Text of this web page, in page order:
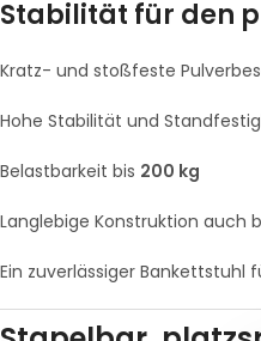
Stabilität für den
Kratz- und stoßfeste
Hohe Stabilität und
Belastbarkeit bis 200 kg
Langlebige Konstruktion auch
Ein zuverlässiger Bankettstuhl